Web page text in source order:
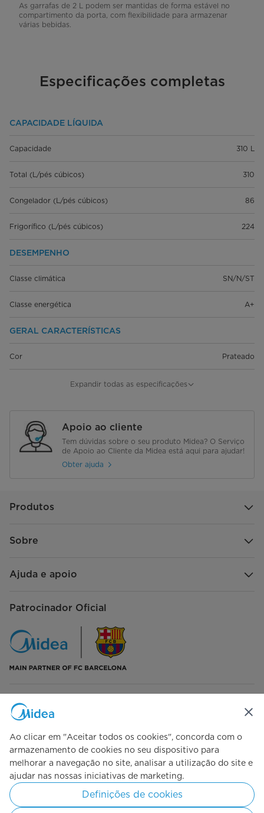
As garrafas de 2 L podem ser mantidas de forma estável no
compartimento da porta, com flexibilidade para armazenar
várias bebidas.
Especificações completas
CAPACIDADE LÍQUIDA
Capacidade 310 L
Total (L/pés cúbicos) 310
Congelador (L/pés cúbicos) 86
Frigorífico (L/pés cúbicos) 224
DESEMPENHO
Classe climática SN/N/ST
Classe energética A+
GERAL CARACTERÍSTICAS
Cor Prateado
Acabamento (PCM/VCM)
Porta reversível
Temp. Controlo Electrónico
Descongelamento Automático
FRIGORÍFICO COMPARTIMENTO
Prateleira (material)
Lâmpada interior Sim
Compartimento para legumes
Tampa do compartimento para
legumes (material)
Suporte da porta
(transparente/opaco/simples)
Transparente
Expandir todas as especificações
Apoio ao cliente
Tem dúvidas sobre o seu produto Midea? O Serviço
de Apoio ao Cliente da Midea está aqui para ajudar!
Obter ajuda
Produtos
Sobre
Ajuda e apoio
Patrocinador Oficial
Siga-nos
Copyright 2026 Midea. Todos os direitos reservados.
Ao clicar em "Aceitar todos os cookies", concorda com o
armazenamento de cookies no seu dispositivo para
melhorar a navegação no site, analisar a utilização do site e
ajudar nas nossas iniciativas de marketing.
Definições de cookies